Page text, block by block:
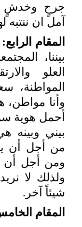
جرحٍ وخدشٍ
آمل ان ننتبه
المقام الرابع:
بيننا،
العلو
المواطنة،
وأنا مواطن،
أحمل هوية
بيني وبينه
من أجل أن
ومن أجل أن
ولذلك لا
شيئاً آخر.
المقام